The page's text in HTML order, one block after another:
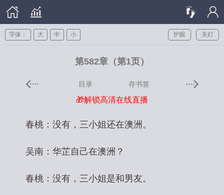
关灯
护眼
字体： 大 中 小
第582章（第1页）
目录 存书签
🎁解锁高清在线直播
春桃：没有，三小姐还在澳洲。
吴南：华芷自己在澳洲？
春桃：没有，三小姐是和男友。